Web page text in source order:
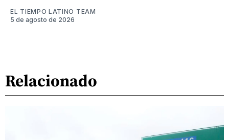
EL TIEMPO LATINO TEAM
5 de agosto de 2026
Relacionado